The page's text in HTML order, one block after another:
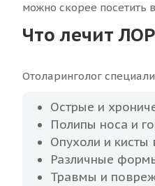
можно скорее посетить
Что лечит ЛОР
Отоларинголог
Острые и
Полипы носа и
Опухоли и кисты
Различные
Травмы и